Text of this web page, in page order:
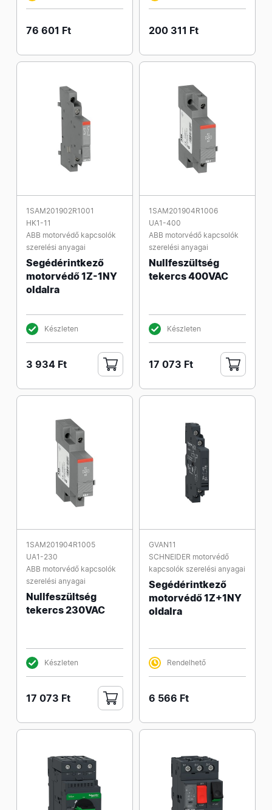
76 601 Ft 200 311 Ft
1SAM201902R1001
HK1-11
ABB motorvédő kapcsolók
szerelési anyagai
Segédérintkező
motorvédő 1Z-1NY
oldalra
Készleten
3 934 Ft
1SAM201904R1006
UA1-400
ABB motorvédő kapcsolók
szerelési anyagai
Nullfeszültség
tekercs 400VAC
Készleten
17 073 Ft
1SAM201904R1005
UA1-230
ABB motorvédő kapcsolók
szerelési anyagai
Nullfeszültség
tekercs 230VAC
Készleten
17 073 Ft
GVAN11
SCHNEIDER motorvédő
kapcsolók szerelési anyagai
Segédérintkező
motorvédő 1Z+1NY
oldalra
Rendelhető
6 566 Ft